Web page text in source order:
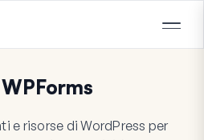
e risorse di WordPress per